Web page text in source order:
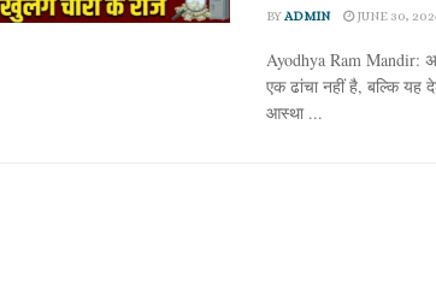
BYADMIN JUNE 30,
Ayodhya Ram Mandir:
एक ढांचा नहीं है, बल्कि यह
आस्था ...